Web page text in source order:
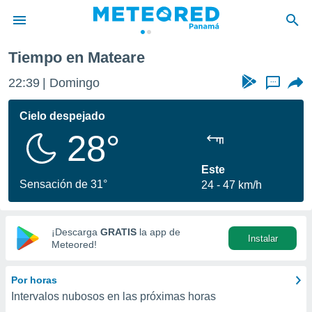
de
ha
calidad.
a este
las
y
digital
basada
Tiempo en Mateare
22:39 Domingo ...
Cielo despejado
28°
Sensación de 31°
Este
24
47 km/h
¡Descarga GRATIS la app de
Meteored!
Instalar
Por horas
Intervalos nubosos en las próximas horas